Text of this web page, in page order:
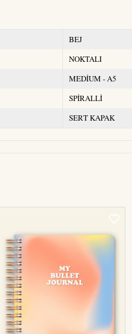
BEJ
NOKTALI
MEDİUM - A5
SPİRALLİ
SERT KAPAK